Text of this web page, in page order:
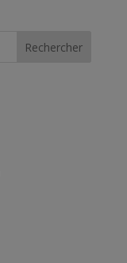
Rechercher